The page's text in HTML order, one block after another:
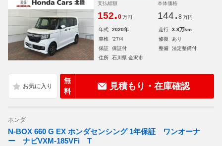
支払総額
152.0 万円
本体価格
144. 8 万円
年式 2020年 走行
3.8万km
車検
'27/4 修復
あり
保証
保証付 整備
法定整備付
住所
石川県 金沢市
無
料
見積もり・在庫確認
ホンダ
N-BOX 660 G EX ホンダセンシング 1年保証 ワンオーナ
ー ナビVXM-185VFi T